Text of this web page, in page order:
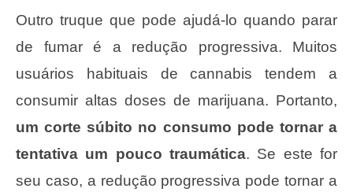
Outro truque que pode ajudá-lo quando parar
de fumar é a redução progressiva. Muitos
usuários habituais de cannabis tendem a
consumir altas doses de marijuana. Portanto,
um corte súbito no consumo pode tornar a
tentativa um pouco traumática. Se este for
seu caso, a redução progressiva pode tornar a